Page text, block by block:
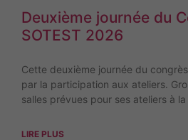
Deuxième journée du
SOTEST 2026
Cette deuxième journée du
par la participation aux ateliers.
salles prévues pour ses ateliers à la
LIRE PLUS